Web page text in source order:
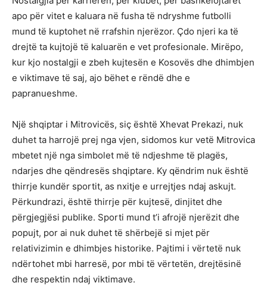
apo për vitet e kaluara në fusha të ndryshme futbolli
mund të kuptohet në rrafshin njerëzor. Çdo njeri ka të
drejtë ta kujtojë të kaluarën e vet profesionale. Mirëpo,
kur kjo nostalgji e zbeh kujtesën e Kosovës dhe dhimbjen
e viktimave të saj, ajo bëhet e rëndë dhe e
papranueshme.
Një shqiptar i Mitrovicës, siç është Xhevat Prekazi, nuk
duhet ta harrojë prej nga vjen, sidomos kur vetë Mitrovica
mbetet një nga simbolet më të ndjeshme të plagës,
ndarjes dhe qëndresës shqiptare. Ky qëndrim nuk është
thirrje kundër sportit, as nxitje e urrejtjes ndaj askujt.
Përkundrazi, është thirrje për kujtesë, dinjitet dhe
përgjegjësi publike. Sporti mund t’i afrojë njerëzit dhe
popujt, por ai nuk duhet të shërbejë si mjet për
relativizimin e dhimbjes historike. Pajtimi i vërtetë nuk
ndërtohet mbi harresë, por mbi të vërtetën, drejtësinë
dhe respektin ndaj viktimave.